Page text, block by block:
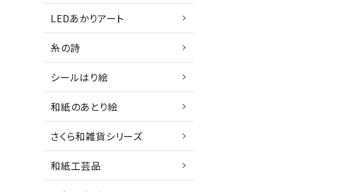
LEDあかりアート
糸の詩
シールはり絵
和紙のあとり絵
さくら和雑貨シリーズ
和紙工芸品